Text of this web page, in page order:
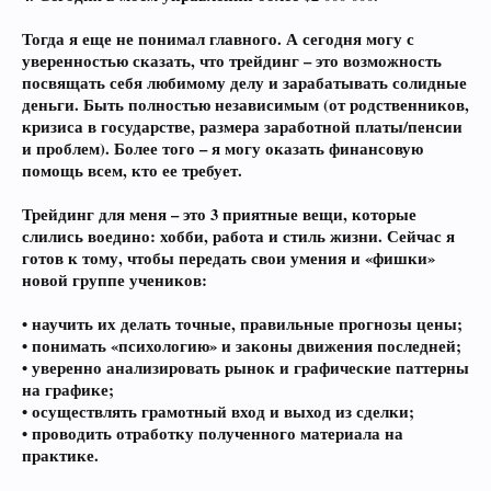
Тогда я еще не понимал главного. А сегодня могу с
уверенностью сказать, что трейдинг – это возможность
посвящать себя любимому делу и зарабатывать солидные
деньги. Быть полностью независимым (от родственников,
кризиса в государстве, размера заработной платы/пенсии
и проблем). Более того – я могу оказать финансовую
помощь всем, кто ее требует.
Трейдинг для меня – это 3 приятные вещи, которые
слились воедино: хобби, работа и стиль жизни. Сейчас я
готов к тому, чтобы передать свои умения и «фишки»
новой группе учеников:
• научить их делать точные, правильные прогнозы цены;
• понимать «психологию» и законы движения последней;
• уверенно анализировать рынок и графические паттерны
на графике;
• осуществлять грамотный вход и выход из сделки;
• проводить отработку полученного материала на
практике.